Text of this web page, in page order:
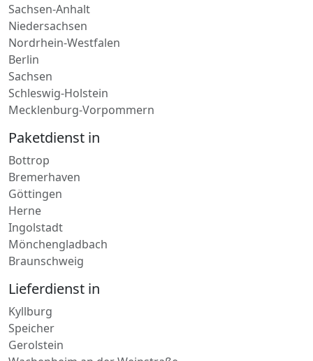
Sachsen-Anhalt
Niedersachsen
Nordrhein-Westfalen
Berlin
Sachsen
Schleswig-Holstein
Mecklenburg-Vorpommern
Paketdienst in
Bottrop
Bremerhaven
Göttingen
Herne
Ingolstadt
Mönchengladbach
Braunschweig
Lieferdienst in
Kyllburg
Speicher
Gerolstein